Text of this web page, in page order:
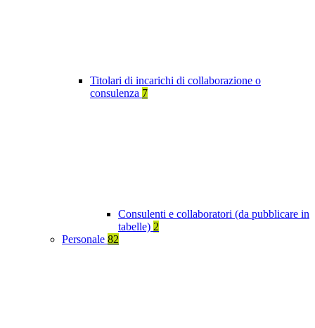
Titolari di incarichi di collaborazione o
consulenza 7
Consulenti e collaboratori (da pubblicare in
tabelle) 2
Personale 82